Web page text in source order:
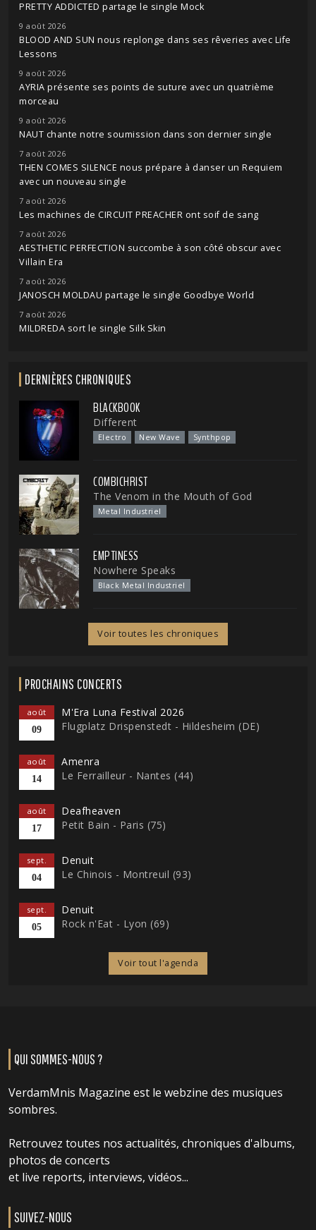
PRETTY ADDICTED partage le single Mock
9 août 2026
BLOOD AND SUN nous replonge dans ses rêveries avec Life
Lessons
9 août 2026
AYRIA présente ses points de suture avec un quatrième
morceau
9 août 2026
NAUT chante notre soumission dans son dernier single
7 août 2026
THEN COMES SILENCE nous prépare à danser un Requiem
avec un nouveau single
7 août 2026
Les machines de CIRCUIT PREACHER ont soif de sang
7 août 2026
AESTHETIC PERFECTION succombe à son côté obscur avec
Villain Era
7 août 2026
JANOSCH MOLDAU partage le single Goodbye World
7 août 2026
MILDREDA sort le single Silk Skin
DERNIÈRES CHRONIQUES
BLACKBOOK
Different
Electro New Wave Synthpop
COMBICHRIST
The Venom in the Mouth of God
Metal Industriel
EMPTINESS
Nowhere Speaks
Black Metal Industriel
Voir toutes les chroniques
PROCHAINS CONCERTS
août
09
M'Era Luna Festival 2026
Flugplatz Drispenstedt - Hildesheim (DE)
août
14
Amenra
Le Ferrailleur - Nantes (44)
août
17
Deafheaven
Petit Bain - Paris (75)
sept.
04
Denuit
Le Chinois - Montreuil (93)
sept.
05
Denuit
Rock n'Eat - Lyon (69)
Voir tout l'agenda
QUI SOMMES-NOUS ?
VerdamMnis Magazine est le webzine des musiques
sombres.
Retrouvez toutes nos actualités, chroniques d'albums,
photos de concerts
et live reports, interviews, vidéos...
SUIVEZ-NOUS